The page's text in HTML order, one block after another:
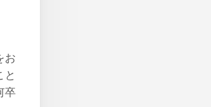
お
と
卒